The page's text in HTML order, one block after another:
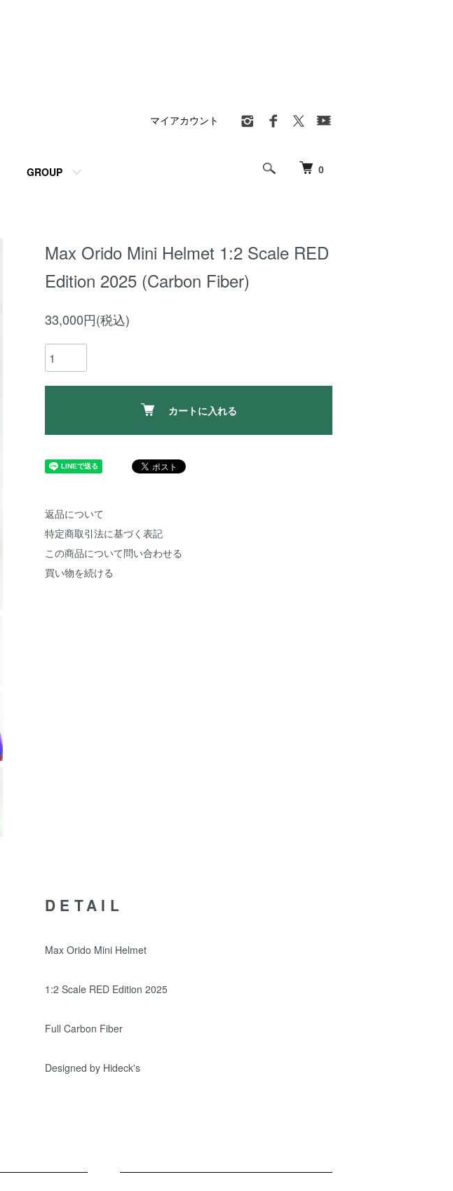
0
GROUP
マイアカウント
Max Orido Mini Helmet 1:2 Scale RED
Edition 2025 (Carbon Fiber)
33,000円(税込)
カートに入れる
返品について
特定商取引法に基づく表記
この商品について問い合わせる
買い物を続ける
DETAIL
Max Orido Mini Helmet
1:2 Scale RED Edition 2025
Full Carbon Fiber
Designed by Hideck's